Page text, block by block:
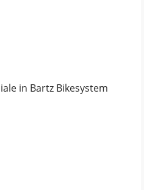
in Bartz Bikesystem